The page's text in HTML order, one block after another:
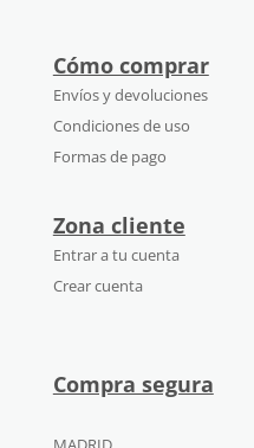
Cómo comprar
Envíos y devoluciones
Condiciones de uso
Formas de pago
Zona cliente
Entrar a tu cuenta
Crear cuenta
Compra segura